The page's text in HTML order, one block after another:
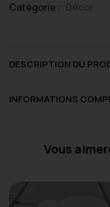
Catégorie : Décor
DESCRIPTION DU
INFORMATIONS
Vous